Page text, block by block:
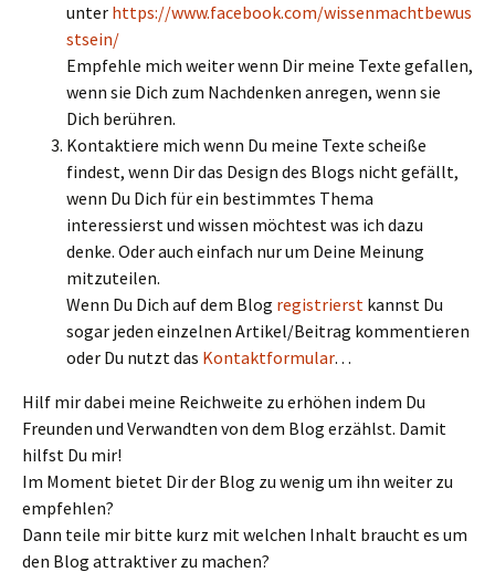
unter https://www.facebook.com/wissenmachtbewus
stsein/
Empfehle mich weiter wenn Dir meine Texte gefallen,
wenn sie Dich zum Nachdenken anregen, wenn sie
Dich berühren.
Kontaktiere mich wenn Du meine Texte scheiße
findest, wenn Dir das Design des Blogs nicht gefällt,
wenn Du Dich für ein bestimmtes Thema
interessierst und wissen möchtest was ich dazu
denke. Oder auch einfach nur um Deine Meinung
mitzuteilen.
Wenn Du Dich auf dem Blog registrierst kannst Du
sogar jeden einzelnen Artikel/Beitrag kommentieren
oder Du nutzt das Kontaktformular…
Hilf mir dabei meine Reichweite zu erhöhen indem Du
Freunden und Verwandten von dem Blog erzählst. Damit
hilfst Du mir!
Im Moment bietet Dir der Blog zu wenig um ihn weiter zu
empfehlen?
Dann teile mir bitte kurz mit welchen Inhalt braucht es um
den Blog attraktiver zu machen?